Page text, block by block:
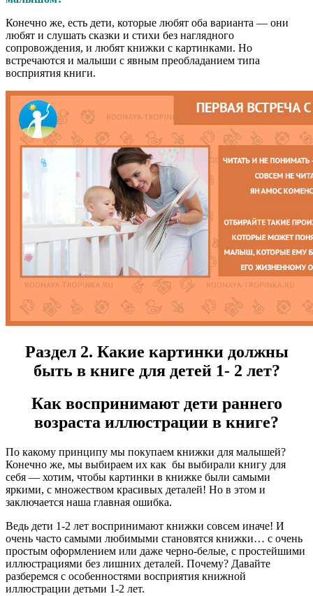
Конечно же, есть дети, которые любят оба варианта — они
любят и слушать сказки и стихи без наглядного
сопровождения, и любят книжки с картинками. Но
встречаются и малыши с явным преобладанием типа
восприятия книги.
Раздел 2. Какие картинки должны
быть в книге для детей 1- 2 лет?
Как воспринимают дети раннего
возраста иллюстрации в книге?
По какому принципу мы покупаем книжки для малышей?
Конечно же, мы выбираем их как бы выбирали книгу для
себя — хотим, чтобы картинки в книжке были самыми
яркими, с множеством красивых деталей! Но в этом и
заключается наша главная ошибка.
Ведь дети 1-2 лет воспринимают книжки совсем иначе! И
очень часто самыми любимыми становятся книжки… с очень
простым оформлением или даже черно-белые, с простейшими
иллюстрациями без лишних деталей. Почему? Давайте
разберемся с особенностями восприятия книжной
иллюстрации детьми 1-2 лет.